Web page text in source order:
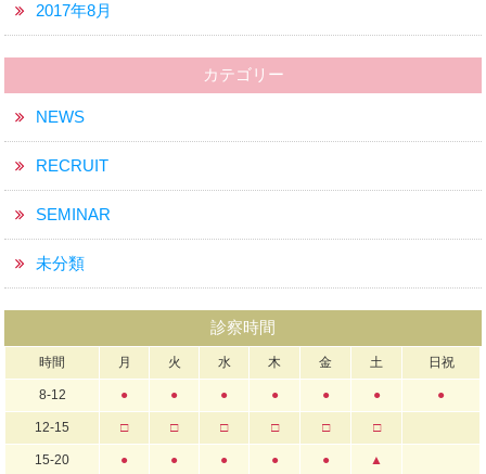
2017年8月
カテゴリー
NEWS
RECRUIT
SEMINAR
未分類
診察時間
時間 月 火 水 木 金 土 日祝
8-12 ● ● ● ● ● ● ●
12-15 □ □ □ □ □ □
15-20 ● ● ● ● ● ▲